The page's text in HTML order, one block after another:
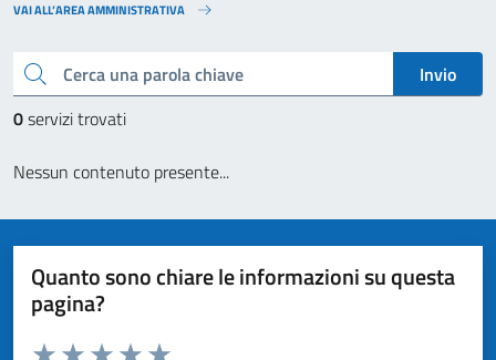
Cerca una parola chiave
Invio
0servizi trovati
Nessun contenuto presente...
VAI ALL’AREA AMMINISTRATIVA
Quanto sono chiare le informazioni su questa
pagina?
Valuta da 1 a 5 stelle la pagina